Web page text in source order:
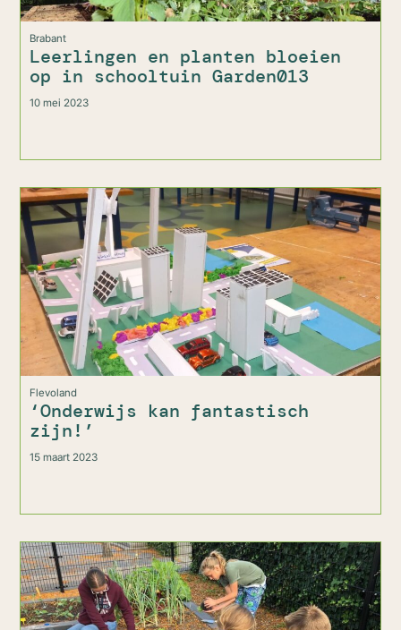
Brabant
Leerlingen en planten bloeien
op in schooltuin Garden013
10 mei 2023
Flevoland
‘Onderwijs kan fantastisch
zijn!’
15 maart 2023